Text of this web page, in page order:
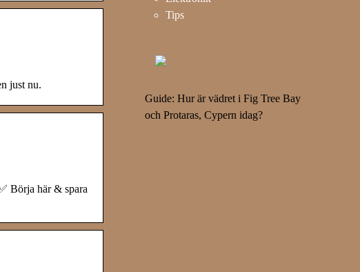
just nu.
Börja här & spara
Tips
Guide: Hur är vädret i Fig Tree Bay
och Protaras, Cypern idag?